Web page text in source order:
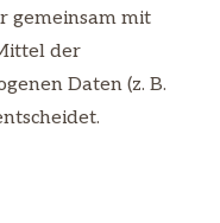
gemeinsam mit
der
Daten (z. B.